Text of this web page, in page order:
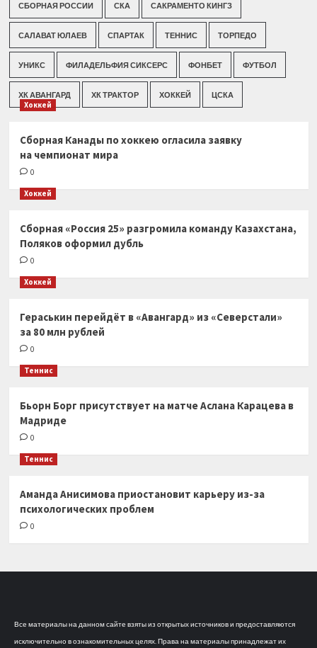
СБОРНАЯ РОССИИ СКА САКРАМЕНТО КИНГЗ
САЛАВАТ ЮЛАЕВ СПАРТАК ТЕННИС ТОРПЕДО
УНИКС ФИЛАДЕЛЬФИЯ СИКСЕРС ФОНБЕТ ФУТБОЛ
ХК АВАНГАРД ХК ТРАКТОР ХОККЕЙ ЦСКА
Хоккей
Сборная Канады по хоккею огласила заявку
на чемпионат мира
0
Хоккей
Сборная «Россия 25» разгромила команду Казахстана,
Поляков оформил дубль
0
Хоккей
Гераськин перейдёт в «Авангард» из «Северстали»
за 80 млн рублей
0
Теннис
Бьорн Борг присутствует на матче Аслана Карацева в
Мадриде
0
Теннис
Аманда Анисимова приостановит карьеру из-за
психологических проблем
0
Все материалы на данном сайте взяты из открытых источников и предоставляются
исключительно в ознакомительных целях. Права на материалы принадлежат их